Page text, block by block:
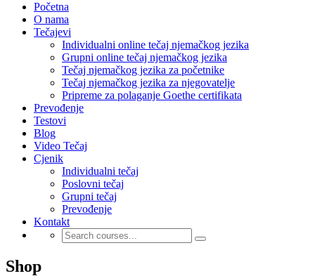
Početna
O nama
Tečajevi
Individualni online tečaj njemačkog jezika
Grupni online tečaj njemačkog jezika
Tečaj njemačkog jezika za početnike
Tečaj njemačkog jezika za njegovatelje
Pripreme za polaganje Goethe certifikata
Prevođenje
Testovi
Blog
Video Tečaj
Cjenik
Individualni tečaj
Poslovni tečaj
Grupni tečaj
Prevođenje
Kontakt
Shop